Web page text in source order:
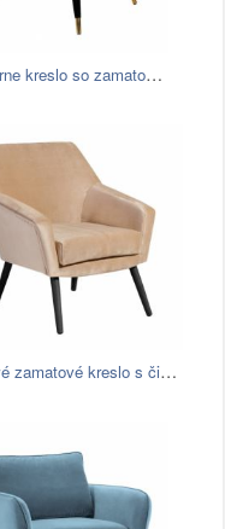
Sivo-čierne kreslo so zamatovým…
Béžové zamatové kreslo s čiernymi…